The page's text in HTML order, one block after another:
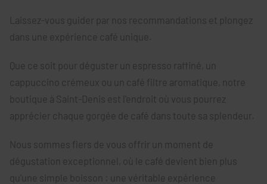
Laissez-vous guider par nos recommandations et plongez
dans une expérience café unique.
Que ce soit pour déguster un espresso raffiné, un
cappuccino crémeux ou un café filtre aromatique, notre
boutique à Saint-Denis est l'endroit où vous pourrez
apprécier chaque gorgée de café dans toute sa splendeur.
Nous sommes fiers de vous offrir un moment de
dégustation exceptionnel, où le café devient bien plus
qu'une simple boisson : une véritable expérience